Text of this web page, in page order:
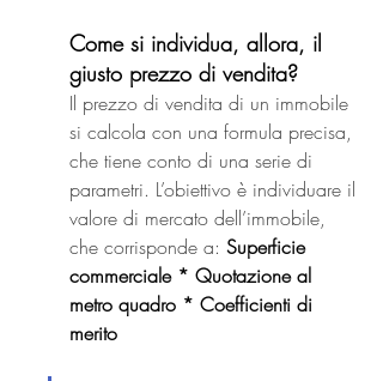
Come si individua, allora, il
giusto prezzo di vendita?
Il prezzo di vendita di un immobile
si calcola con una formula precisa,
che tiene conto di una serie di
parametri. L’obiettivo è individuare il
valore di mercato dell’immobile,
che corrisponde a: Superficie
commerciale * Quotazione al
metro quadro * Coefficienti di
merito